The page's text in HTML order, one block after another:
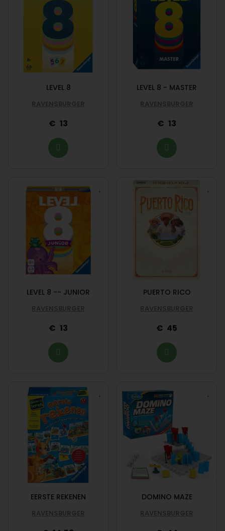
LEVEL 8
RAVENSBURGER
13
LEVEL 8 - MASTER
RAVENSBURGER
13
LEVEL 8 -- JUNIOR
RAVENSBURGER
13
PUERTO RICO
RAVENSBURGER
45
EERSTE REKENEN
RAVENSBURGER
DOMINO MAZE
RAVENSBURGER